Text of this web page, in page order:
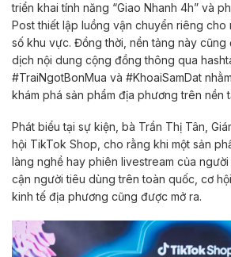
triển khai tính năng “Giao Nhanh 4h” và
Post thiết lập luồng vận chuyển riêng cho
số khu vực. Đồng thời, nền tảng này cũng
dịch nội dung cộng đồng thông qua
#TraiNgotBonMua và #KhoaiSamDat
khám phá sản phẩm địa phương trên nền
Phát biểu tại sự kiện, bà Trần Thị Tân,
hội TikTok Shop, cho rằng khi một sản
làng nghề hay phiên livestream của
cận người tiêu dùng trên toàn quốc, cơ
kinh tế địa phương cũng được mở ra.